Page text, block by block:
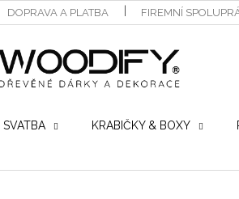
DOPRAVA A PLATBA FIREMNÍ
SVATBA KRABIČKY & BOXY